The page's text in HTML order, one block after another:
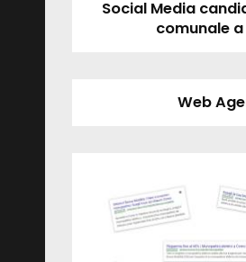
Social Media
comunale
Web